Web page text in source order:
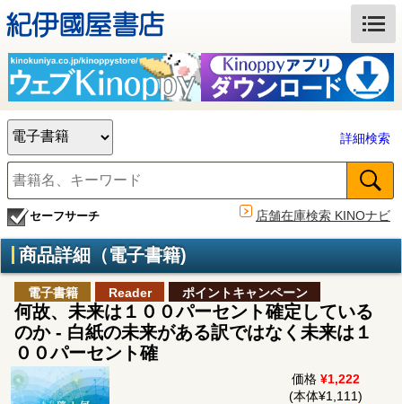
詳細検索
セーフサーチ 店舗在庫検索 KINOナビ
商品詳細（電子書籍)
電子書籍 Reader ポイントキャンペーン
何故、未来は１００パーセント確定している
のか - 白紙の未来がある訳ではなく未来は１
００パーセント確
価格 ¥1,222
(本体¥1,111)